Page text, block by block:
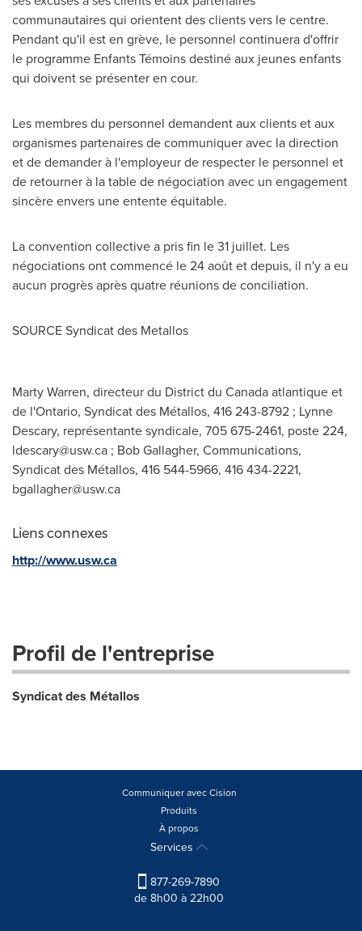
communautaires qui orientent des clients vers le centre.
Pendant qu'il est en grève, le personnel continuera d'offrir
le programme Enfants Témoins destiné aux jeunes enfants
qui doivent se présenter en cour.
Les membres du personnel demandent aux clients et aux
organismes partenaires de communiquer avec la direction
et de demander à l'employeur de respecter le personnel et
de retourner à la table de négociation avec un engagement
sincère envers une entente équitable.
La convention collective a pris fin le 31 juillet. Les
négociations ont commencé le 24 août et depuis, il n'y a eu
aucun progrès après quatre réunions de conciliation.
SOURCE Syndicat des Metallos
Marty Warren, directeur du District du Canada atlantique et
de l'Ontario, Syndicat des Métallos, 416 243-8792 ; Lynne
Descary, représentante syndicale, 705 675-2461, poste 224,
ldescary@usw.ca ; Bob Gallagher, Communications,
Syndicat des Métallos, 416 544-5966, 416 434-2221,
bgallagher@usw.ca
Liens connexes
http://www.usw.ca
Profil de l'entreprise
Syndicat des Métallos
Communiquer avec Cision
Produits
À propos
Services
877-269-7890
de 8h00 à 22h00